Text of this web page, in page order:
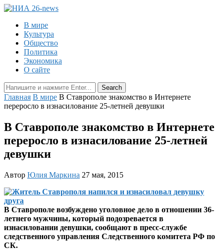
В мире
Культура
Общество
Политика
Экономика
О сайте
Главная В мире В Ставрополе знакомство в Интернете
переросло в изнасилование 25-летней девушки
В Ставрополе знакомство в Интернете
переросло в изнасилование 25-летней
девушки
Автор Юлия Маркина 27 мая, 2015
В Ставрополе возбуждено уголовное дело в отношении 36-
летнего мужчины, который подозревается в
изнасиловании девушки, сообщают в пресс-службе
следственного управления Следственного комитета РФ по
СК.